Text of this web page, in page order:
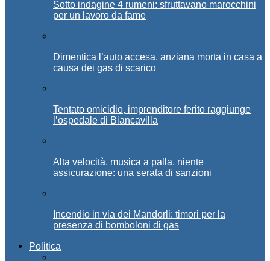
Sotto indagine 4 rumeni: sfruttavano marocchini
per un lavoro da fame
Dimentica l’auto accesa, anziana morta in casa a
causa dei gas di scarico
Tentato omicidio, imprenditore ferito raggiunge
l’ospedale di Biancavilla
Alta velocità, musica a palla, niente
assicurazione: una serata di sanzioni
Incendio in via dei Mandorli: timori per la
presenza di bomboloni di gas
Politica